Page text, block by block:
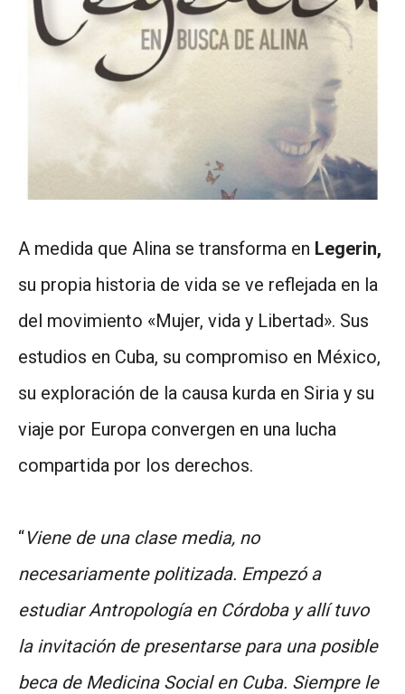
A medida que Alina se transforma en Legerin,
su propia historia de vida se ve reflejada en la
del movimiento «Mujer, vida y Libertad». Sus
estudios en Cuba, su compromiso en México,
su exploración de la causa kurda en Siria y su
viaje por Europa convergen en una lucha
compartida por los derechos.
“Viene de una clase media, no
necesariamente politizada. Empezó a
estudiar Antropología en Córdoba y allí tuvo
la invitación de presentarse para una posible
beca de Medicina Social en Cuba. Siempre le